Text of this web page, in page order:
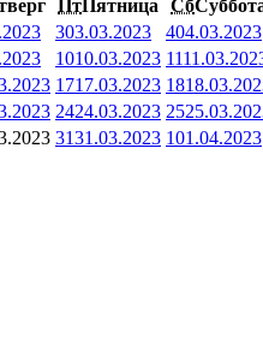
ПтПятница Сб
303.03.2023 404.03.2023
1010.03.2023 11
1717.03.2023 18
2424.03.2023 25
3131.03.2023 101.04.2023